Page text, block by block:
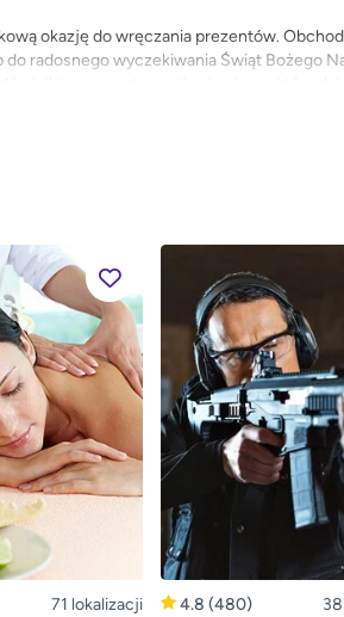
okazję do wręczania prezentów.
radosnego wyczekiwania Świąt Bożego
polskich domach. W końcu każdy
radości!
71 lokalizacji 4.8 (480)